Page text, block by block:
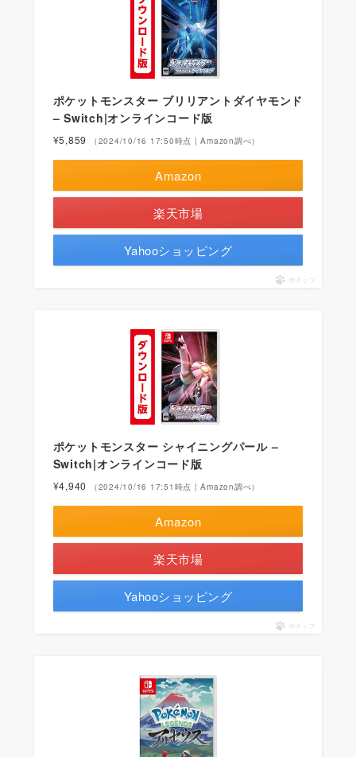
ポケットモンスター ブリリアントダイヤモンド
– Switch|オンラインコード版
¥5,859 （2024/10/16 17:50時点 | Amazon調べ）
Amazon
楽天市場
Yahooショッピング
ポチップ
ポケットモンスター シャイニングパール –
Switch|オンラインコード版
¥4,940 （2024/10/16 17:51時点 | Amazon調べ）
Amazon
楽天市場
Yahooショッピング
ポチップ